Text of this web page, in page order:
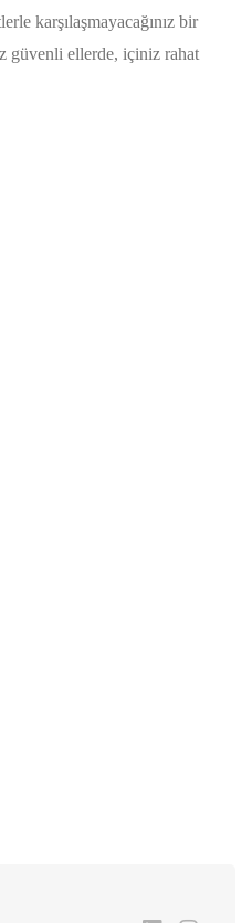
karşılaşmayacağınız bir
güvenli ellerde, içiniz rahat